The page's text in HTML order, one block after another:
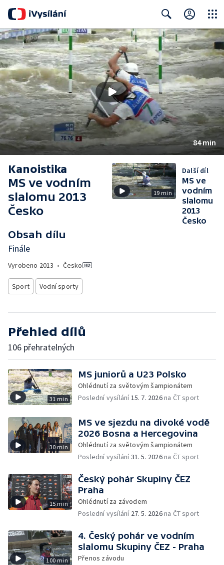
Search Close
84 min
Kanoistika
MS ve vodním
slalomu 2013
Česko
Obsah dílu
Finále
Vyrobeno 2013 • Česko
Sport Vodní sporty
19 min
Další díl
MS ve
vodním
slalomu
2013
Česko
Přehled dílů
106 přehratelných
31 min
MS juniorů a U23 Polsko
Ohlédnutí za světovým šampionátem
Poslední vysílání15. 7. 2026na ČT sport
30 min
MS ve sjezdu na divoké vodě
2026 Bosna a Hercegovina
Ohlédnutí za světovým šampionátem
Poslední vysílání31. 5. 2026na ČT sport
15 min
Český pohár Skupiny ČEZ
Praha
Ohlédnutí za závodem
Poslední vysílání 27. 5. 2026na ČT sport
100 min
4. Český pohár ve vodním
slalomu Skupiny ČEZ - Praha
Přenos závodu